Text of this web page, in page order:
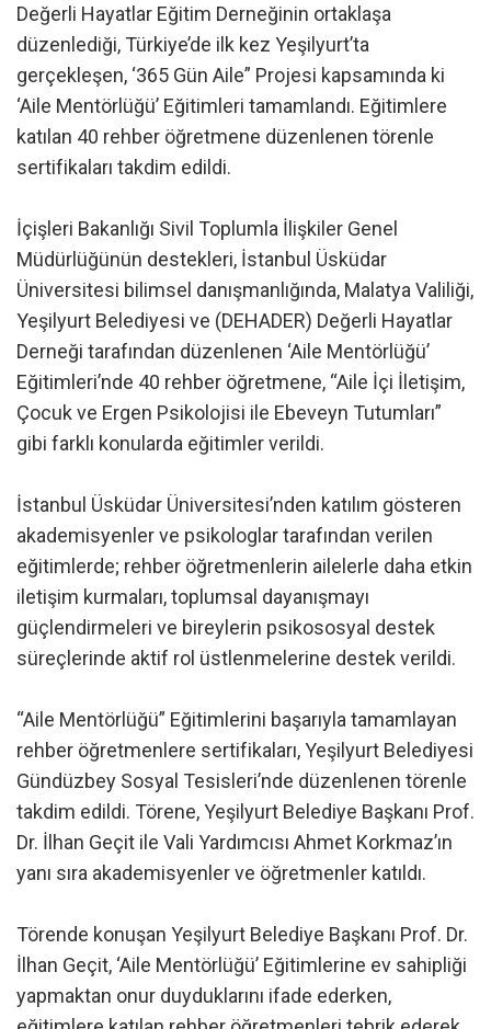
Değerli Hayatlar Eğitim Derneğinin ortaklaşa
düzenlediği, Türkiye’de ilk kez Yeşilyurt’ta
gerçekleşen, ‘365 Gün Aile” Projesi kapsamında ki
‘Aile Mentörlüğü’ Eğitimleri tamamlandı. Eğitimlere
katılan 40 rehber öğretmene düzenlenen törenle
sertifikaları takdim edildi.
İçişleri Bakanlığı Sivil Toplumla İlişkiler Genel
Müdürlüğünün destekleri, İstanbul Üsküdar
Üniversitesi bilimsel danışmanlığında, Malatya Valiliği,
Yeşilyurt Belediyesi ve (DEHADER) Değerli Hayatlar
Derneği tarafından düzenlenen ‘Aile Mentörlüğü’
Eğitimleri’nde 40 rehber öğretmene, “Aile İçi İletişim,
Çocuk ve Ergen Psikolojisi ile Ebeveyn Tutumları”
gibi farklı konularda eğitimler verildi.
İstanbul Üsküdar Üniversitesi’nden katılım gösteren
akademisyenler ve psikologlar tarafından verilen
eğitimlerde; rehber öğretmenlerin ailelerle daha etkin
iletişim kurmaları, toplumsal dayanışmayı
güçlendirmeleri ve bireylerin psikososyal destek
süreçlerinde aktif rol üstlenmelerine destek verildi.
“Aile Mentörlüğü” Eğitimlerini başarıyla tamamlayan
rehber öğretmenlere sertifikaları, Yeşilyurt Belediyesi
Gündüzbey Sosyal Tesisleri’nde düzenlenen törenle
takdim edildi. Törene, Yeşilyurt Belediye Başkanı Prof.
Dr. İlhan Geçit ile Vali Yardımcısı Ahmet Korkmaz’ın
yanı sıra akademisyenler ve öğretmenler katıldı.
Törende konuşan Yeşilyurt Belediye Başkanı Prof. Dr.
İlhan Geçit, ‘Aile Mentörlüğü’ Eğitimlerine ev sahipliği
yapmaktan onur duyduklarını ifade ederken,